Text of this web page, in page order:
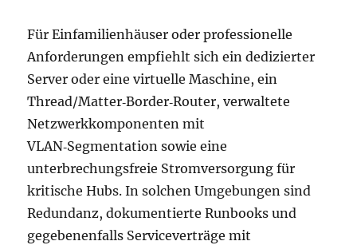
Für Einfamilienhäuser oder professionelle
Anforderungen empfiehlt sich ein dedizierter
Server oder eine virtuelle Maschine, ein
Thread/Matter‑Border‑Router, verwaltete
Netzwerkkomponenten mit
VLAN‑Segmentation sowie eine
unterbrechungsfreie Stromversorgung für
kritische Hubs. In solchen Umgebungen sind
Redundanz, dokumentierte Runbooks und
gegebenenfalls Serviceverträge mit